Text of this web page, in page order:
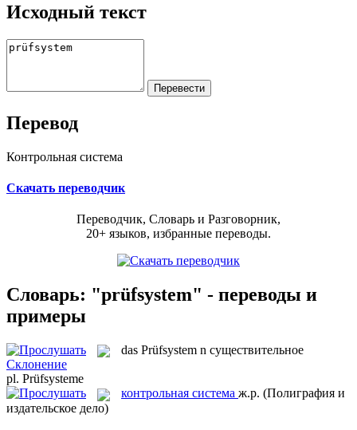
Исходный текст
Перевод
Контрольная система
Скачать переводчик
Переводчик, Словарь и Разговорник,
20+ языков, избранные переводы.
Словарь: "prüfsystem" - переводы и
примеры
das Prüfsystem n существительное
Склонение
pl. Prüfsysteme
контрольная система ж.р. (Полиграфия и
издательское дело)